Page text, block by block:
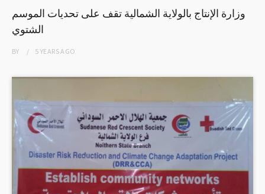
وزارة الإنتاج بالولاية الشمالية تقف على تحديات الموسم
الشتوي
BY 5 YEARSAGO